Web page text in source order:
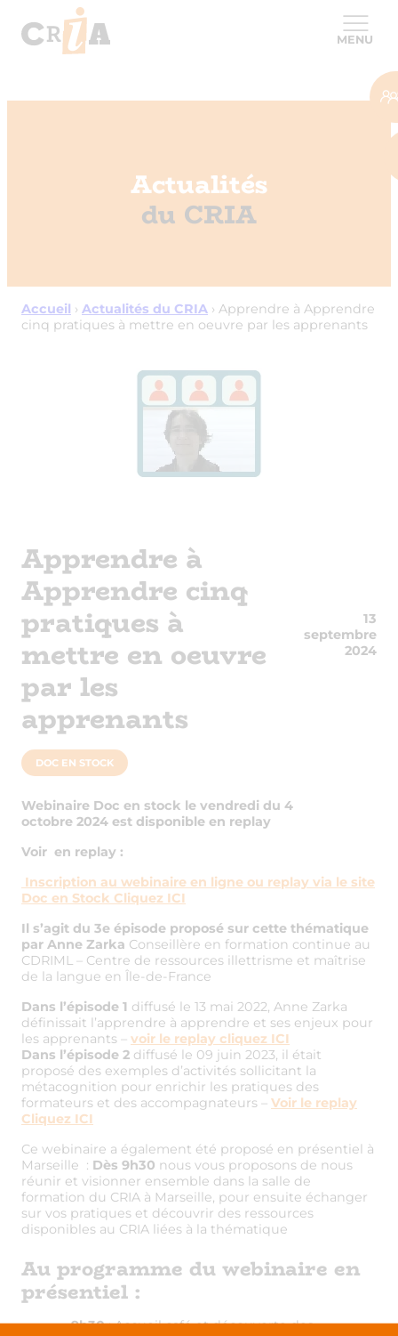
MENU
Actualités
du CRIA
Accueil › Actualités du CRIA › Apprendre à Apprendre
cinq pratiques à mettre en oeuvre par les apprenants
Apprendre à
Apprendre cinq
pratiques à
mettre en oeuvre
par les
apprenants
13
septembre
2024
DOC EN STOCK
Webinaire Doc en stock le vendredi du 4
octobre 2024 est disponible en replay
Voir en replay :
Inscription au webinaire en ligne ou replay via le site
Doc en Stock Cliquez ICI
Il s’agit du 3e épisode proposé sur cette thématique
par Anne Zarka Conseillère en formation continue au
CDRIML – Centre de ressources illettrisme et maîtrise
de la langue en Île-de-France
Dans l’épisode 1 diffusé le 13 mai 2022, Anne Zarka
définissait l’apprendre à apprendre et ses enjeux pour
les apprenants – voir le replay cliquez ICI
Dans l’épisode 2 diffusé le 09 juin 2023, il était
proposé des exemples d’activités sollicitant la
métacognition pour enrichir les pratiques des
formateurs et des accompagnateurs – Voir le replay
Cliquez ICI
Ce webinaire a également été proposé en présentiel à
Marseille : Dès 9h30 nous vous proposons de nous
réunir et visionner ensemble dans la salle de
formation du CRIA à Marseille, pour ensuite échanger
sur vos pratiques et découvrir des ressources
disponibles au CRIA liées à la thématique
Au programme du webinaire en
présentiel :
9h30: Accueil café et découverte des